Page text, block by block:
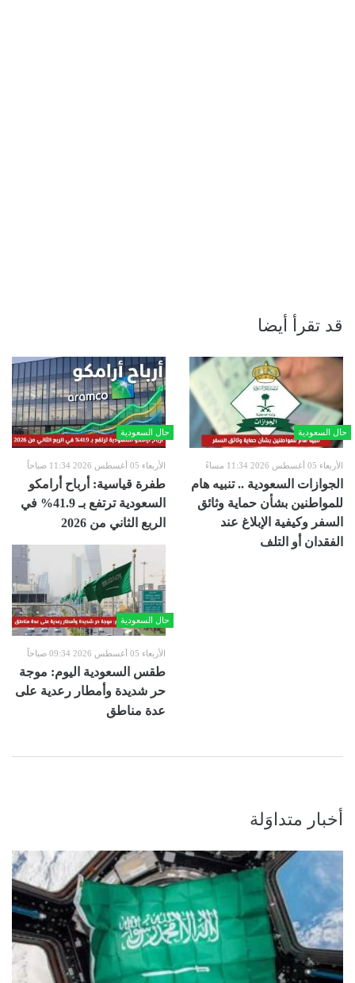
قد تقرأ أيضا
حال السعودية
الأربعاء 05 أغسطس 2026 11:34 مساءً
الجوازات السعودية .. تنبيه هام
للمواطنين بشأن حماية وثائق
السفر وكيفية الإبلاغ عند
الفقدان أو التلف
حال السعودية
الأربعاء 05 أغسطس 2026 11:34 صباحاً
طفرة قياسية: أرباح أرامكو
السعودية ترتفع بـ 41.9% في
الربع الثاني من 2026
حال السعودية
الأربعاء 05 أغسطس 2026 09:34 صباحاً
طقس السعودية اليوم: موجة
حر شديدة وأمطار رعدية على
عدة مناطق
أخبار متداوَلة